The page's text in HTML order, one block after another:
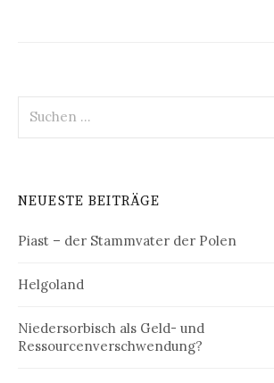
nach:
NEUESTE BEITRÄGE
Piast – der Stammvater der Polen
Helgoland
Niedersorbisch als Geld- und
Ressourcenverschwendung?